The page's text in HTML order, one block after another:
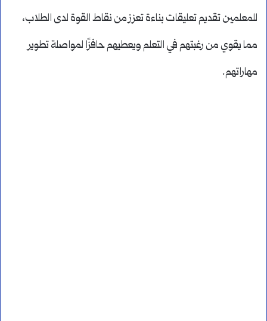
للمعلمين تقديم تعليقات بناءة تعزز من نقاط القوة لدى الطلاب،
مما يقوي من رغبتهم في التعلم ويعطيهم حافزًا لمواصلة تطوير
مهاراتهم.